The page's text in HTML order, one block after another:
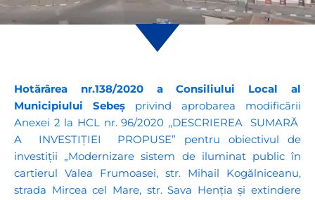
Hotărârea nr.138/2020 a Consiliului Local al
Municipiului Sebeș privind aprobarea modificării
Anexei 2 la HCL nr. 96/2020 ,,DESCRIEREA SUMARĂ
A INVESTIȚIEI PROPUSE” pentru obiectivul de
investiții „Modernizare sistem de iluminat public în
cartierul Valea Frumoasei, str. Mihail Kogălniceanu,
strada Mircea cel Mare, str. Sava Henția și extindere